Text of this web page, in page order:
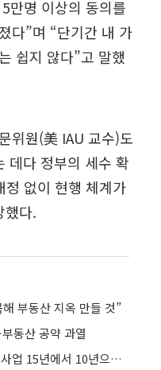
만명 이상의 동의를
다”며 “단기간 내 가
쉽지 않다”고 말했
위원(美 IAU 교수)도
데다 정부의 세수 확
정 없이 현행 체계가
했다.
부동산 지옥 만들 것”
동산 공약 과열
정원오, 부동산 공약 공개…“정비사업 15년에서 10년으로 단축”